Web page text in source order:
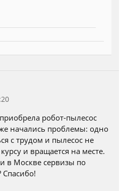
робот-пылесос
начались проблемы: одно
с трудом и пылесос не
и вращается на месте.
в Москве сервизы по
Спасибо!